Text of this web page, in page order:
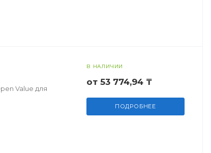
Value для
В НАЛИЧИИ
от 53 774,94 ₸
ПОДРОБНЕЕ